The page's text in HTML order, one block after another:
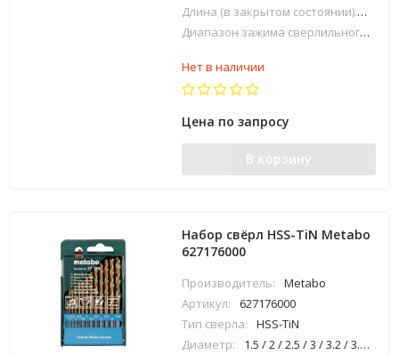
Длина (в закрытом состоянии):
Диапазон зажима сверлильного патрона:
Нет в наличии
Цена по запросу
В корзину
Набор свёрл HSS-TiN Metabo
627176000
Производитель:
Metabo
Артикул:
627176000
Тип сверла:
HSS-TiN
Диаметр:
1.5 / 2 / 2.5 / 3 / 3.2 / 3.5 / 4 / 4.5 / 4.8 / 5 / 5.5 / 6 / 6.5 мм;